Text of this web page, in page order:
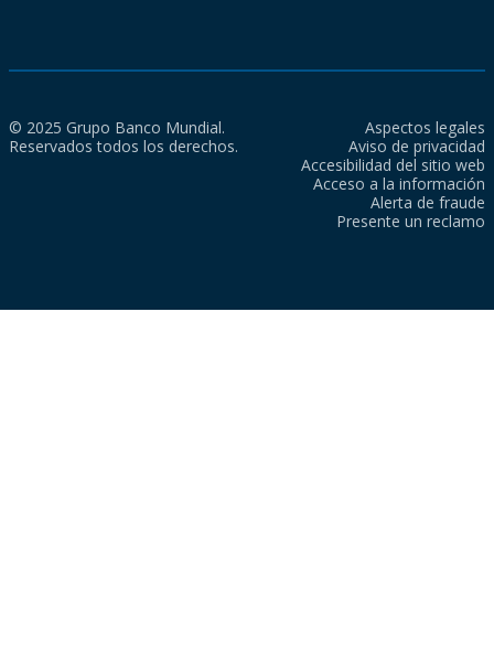
© 2025 Grupo Banco Mundial.
Reservados todos los derechos.
Aspectos legales
Aviso de privacidad
Accesibilidad del sitio web
Acceso a la información
Alerta de fraude
Presente un reclamo